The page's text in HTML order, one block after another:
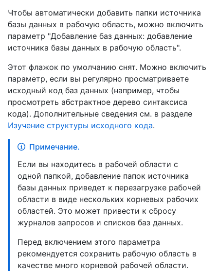
Чтобы автоматически добавить папки источника
базы данных в рабочую область, можно включить
параметр "Добавление баз данных: добавление
источника базы данных в рабочую область".
Этот флажок по умолчанию снят. Можно включить
параметр, если вы регулярно просматриваете
исходный код баз данных (например, чтобы
просмотреть абстрактное дерево синтаксиса
кода). Дополнительные сведения см. в разделе
Изучение структуры исходного кода.
Примечание.
Если вы находитесь в рабочей области с
одной папкой, добавление папок источника
базы данных приведет к перезагрузке рабочей
области в виде нескольких корневых рабочих
областей. Это может привести к сбросу
журналов запросов и списков баз данных.
Перед включением этого параметра
рекомендуется сохранить рабочую область в
качестве много корневой рабочей области.